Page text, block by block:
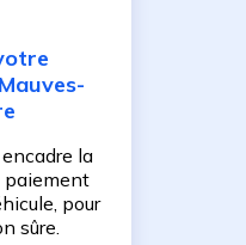
Mauves-
la
paiement
pour
sûre.